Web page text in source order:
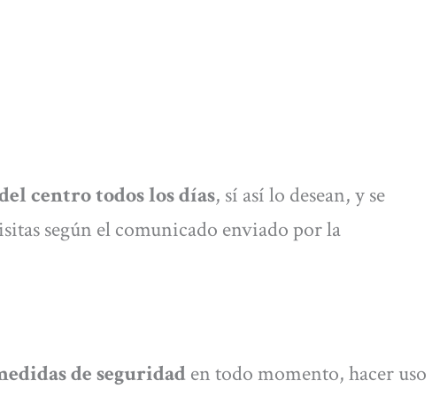
centro todos los días, sí así lo desean, y se
según el comunicado enviado por la
de seguridaden todo momento, hacer uso